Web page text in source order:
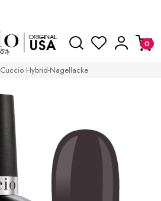
Cuccio Hybrid-Nagellacke